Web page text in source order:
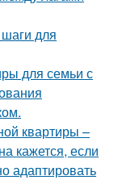
для
для семьи с
квартиры –
кажется, если
адаптировать